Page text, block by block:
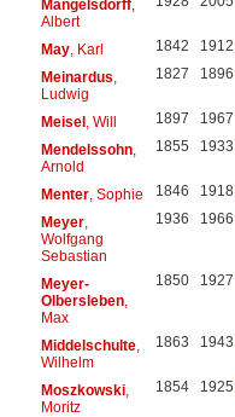
Mangelsdorff,
Albert
May, Karl 1842 1912
Meinardus
Ludwig
1827 1896
Meisel, Will 1897 1967
Mendelssohn,
Arnold
1855 1933
Menter, Sophie 1846 1918
Meyer,
Wolfgang
Sebastian
1936 1966
Meyer-
Olbersleben,
Max
1850 1927
Middelschulte,
Wilhelm
1863 1943
Moszkowski,
Moritz
1854 1925